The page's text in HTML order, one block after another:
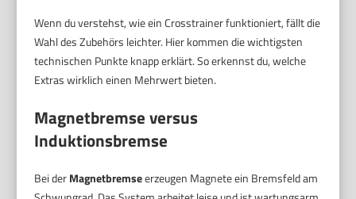
Wenn du verstehst, wie ein Crosstrainer funktioniert, fällt die
Wahl des Zubehörs leichter. Hier kommen die wichtigsten
technischen Punkte knapp erklärt. So erkennst du, welche
Extras wirklich einen Mehrwert bieten.
Magnetbremse versus
Induktionsbremse
Bei derMagnetbremseerzeugen Magnete ein Bremsfeld am